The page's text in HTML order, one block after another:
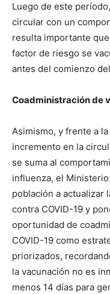
Luego de este
circular con un
resulta importante
factor de riesgo se
antes del comienzo
Coadministración de
Asimismo, y frente a
incremento en la
se suma al
influenza, el
población a actualizar
contra COVID-19 y
oportunidad de
COVID-19 como
priorizados,
la vacunación no es
menos 14 días para